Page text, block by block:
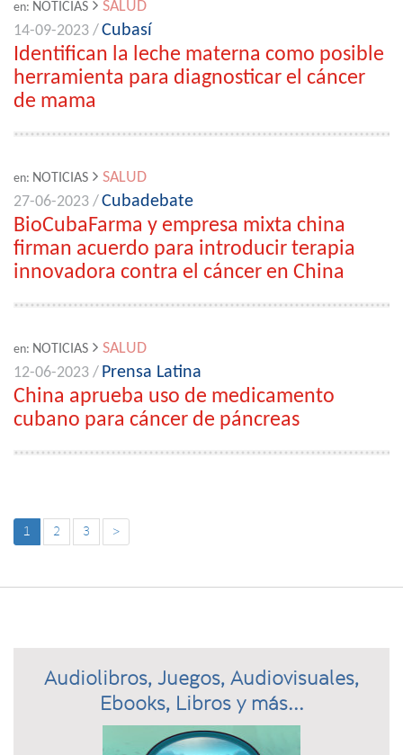
en: NOTICIAS
SALUD
14-09-2023 /Cubasí
Identifican la leche materna como posible
herramienta para diagnosticar el cáncer
de mama
en: NOTICIAS
SALUD
27-06-2023 /Cubadebate
BioCubaFarma y empresa mixta china
firman acuerdo para introducir terapia
innovadora contra el cáncer en China
en: NOTICIAS
SALUD
12-06-2023 / Prensa Latina
China aprueba uso de medicamento
cubano para cáncer de páncreas
1 2 3 >
Audiolibros, Juegos, Audiovisuales,
Ebooks, Libros y más...